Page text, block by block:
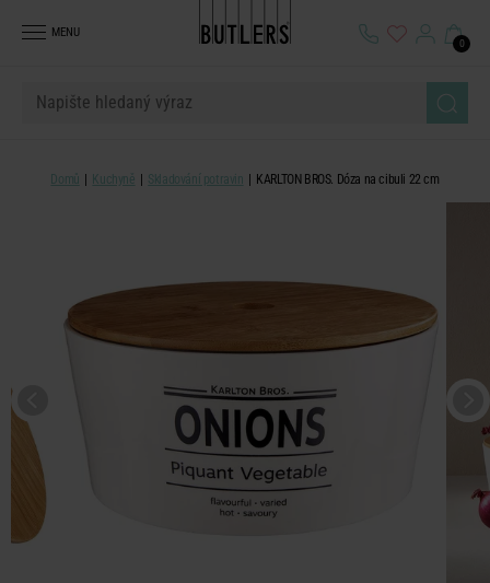
MENU
0
Domů Kuchyně Skladování potravin KARLTON BROS. Dóza na cibuli 22 cm